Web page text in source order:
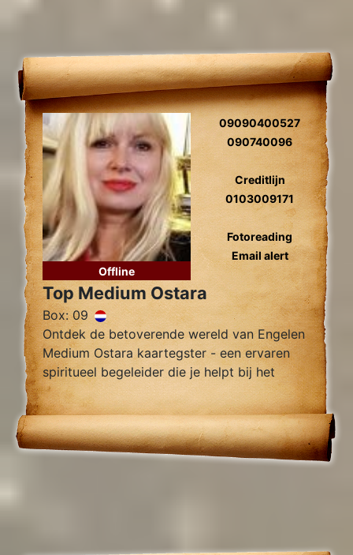
Offline
09090400527
090740096
Creditlijn
0103009171
Fotoreading
Email alert
Top Medium Ostara
Box: 09
Ontdek de betoverende wereld van Engelen
Medium Ostara kaartegster - een ervaren
spiritueel begeleider die je helpt bij het
vinden van innerlijke rust, helderheid en
begeleiding.